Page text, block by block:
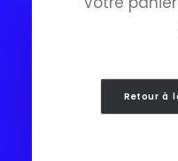
Retour à